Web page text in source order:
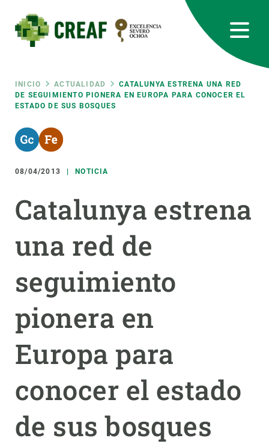
contenido
principal
Ruta
de
navegación
INICIO ACTUALIDAD
CATALUNYA ESTRENA UNA RED
DE SEGUIMIENTO PIONERA EN EUROPA PARA CONOCER EL
ESTADO DE SUS BOSQUES
08/04/2013 NOTICIA
Catalunya estrena
una red de
seguimiento
pionera en
Europa para
conocer el estado
de sus bosques
RRSS
Featured
responsive
Responsive
menu
INVESTIGACIÓN
CIENCIA EN ACCIÓN
PARTICIPA
NOTICIAS Y AGENDA